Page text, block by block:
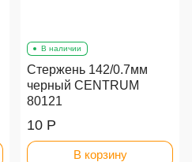
В наличии
Стержень 142/0.7мм
черный CENTRUM
80121
10 Р
В корзину